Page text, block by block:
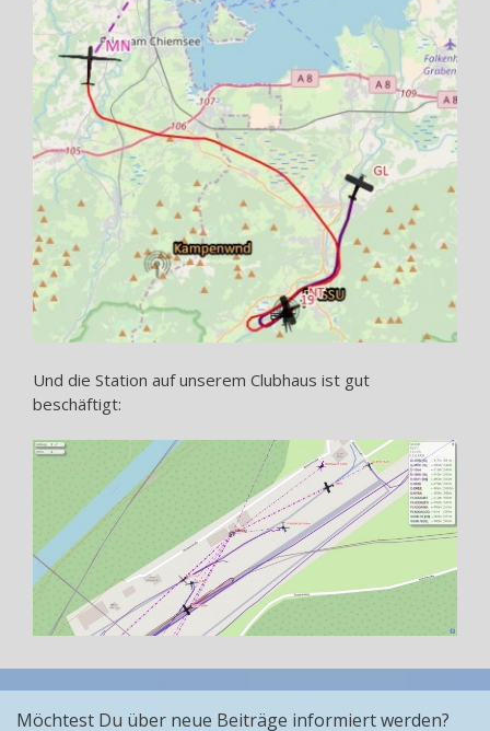
Und die Station auf unserem Clubhaus ist gut
beschäftigt:
Möchtest Du über neue Beiträge informiert werden?